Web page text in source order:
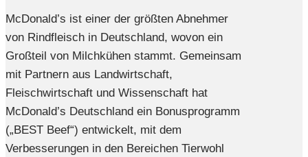
McDonald’s ist einer der größten Abnehmer
von Rindfleisch in Deutschland, wovon ein
Großteil von Milchkühen stammt. Gemeinsam
mit Partnern aus Landwirtschaft,
Fleischwirtschaft und Wissenschaft hat
McDonald’s Deutschland ein Bonusprogramm
(„BEST Beef“) entwickelt, mit dem
Verbesserungen in den Bereichen Tierwohl